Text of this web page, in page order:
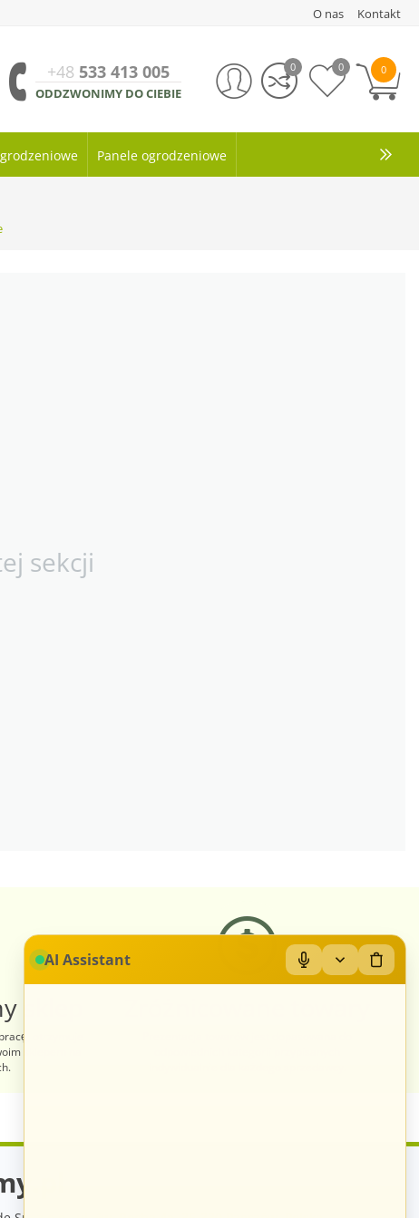
O nas Kontakt
+48 533 413 005
ODDZWONIMY DO CIEBIE
0
0 0
Panele ogrodzeniowe
sekcji
sklep
otrzymuje
sklepem na
AI Assistant